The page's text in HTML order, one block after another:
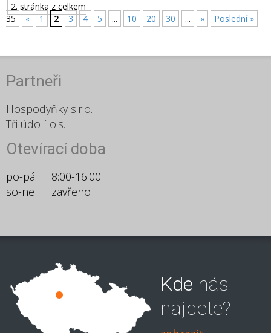
2. stránka z celkem
35
« 1 2 3 4 5 ... 10 20 30 ... » Poslední »
Partneři
Hospodyňky s.r.o.
Tři údolí o.s.
Otevírací doba
po-pá
8:00-16:00
so-ne
zavřeno
Kde nás
najdete?